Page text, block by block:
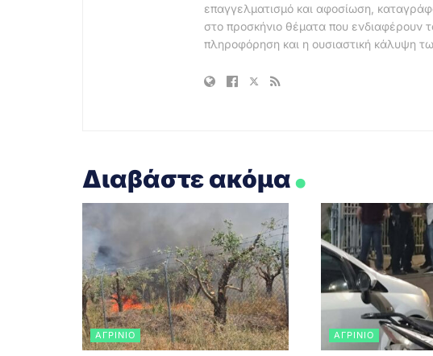
επαγγελματισμό και αφοσίωση,
στο προσκήνιο θέματα που ενδιαφέρουν
πληροφόρηση και η ουσιαστική κάλυψη
Διαβάστε ακόμα.
ΑΓΡΊΝΙΟ ΑΓΡΊΝΙΟ